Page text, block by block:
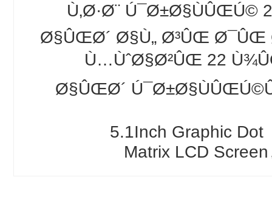
Ù‚Ø·Ø¨ Ú¯Ø±Ø§ÙÛŒÚ©
Ø§ÛŒØ´ Ø§Ù„ Ø³ÛŒ Ø¯ÛŒ
Ù…ÙˆØ§Ø²ÛŒ 22
Ø§ÛŒØ´
5.1Inch Graphic Dot
Matrix LCD Screen